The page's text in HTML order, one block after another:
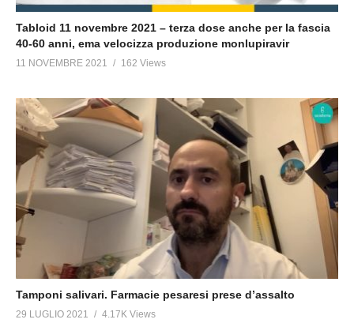
Tabloid 11 novembre 2021 – terza dose anche per la fascia
40-60 anni, ema velocizza produzione monlupiravir
11 NOVEMBRE 2021 162 Views
Tamponi salivari. Farmacie pesaresi prese d’assalto
29 LUGLIO 2021 4.17K Views